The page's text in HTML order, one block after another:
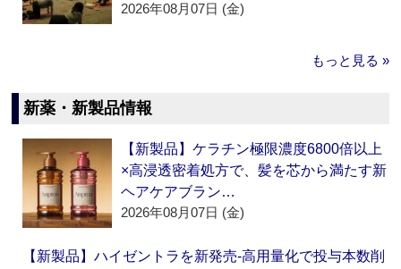
2026年08月07日 (金)
もっと見る »
新薬・新製品情報
【新製品】ケラチン極限濃度6800倍以上
×高浸透密着処方で、髪を芯から満たす新
ヘアケアブラン…
2026年08月07日 (金)
【新製品】ハイゼントラを新発売‐高用量化で投与本数削